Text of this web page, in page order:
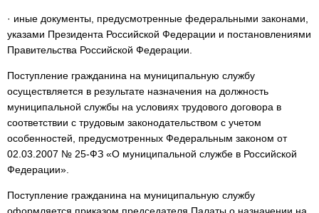
· иные документы, предусмотренные федеральными законами,
указами Президента Российской Федерации и постановлениями
Правительства Российской Федерации.
Поступление гражданина на муниципальную службу
осуществляется в результате назначения на должность
муниципальной службы на условиях трудового договора в
соответствии с трудовым законодательством с учетом
особенностей, предусмотренных Федеральным законом от
02.03.2007 № 25-ФЗ «О муниципальной службе в Российской
Федерации».
Поступление гражданина на муниципальную службу